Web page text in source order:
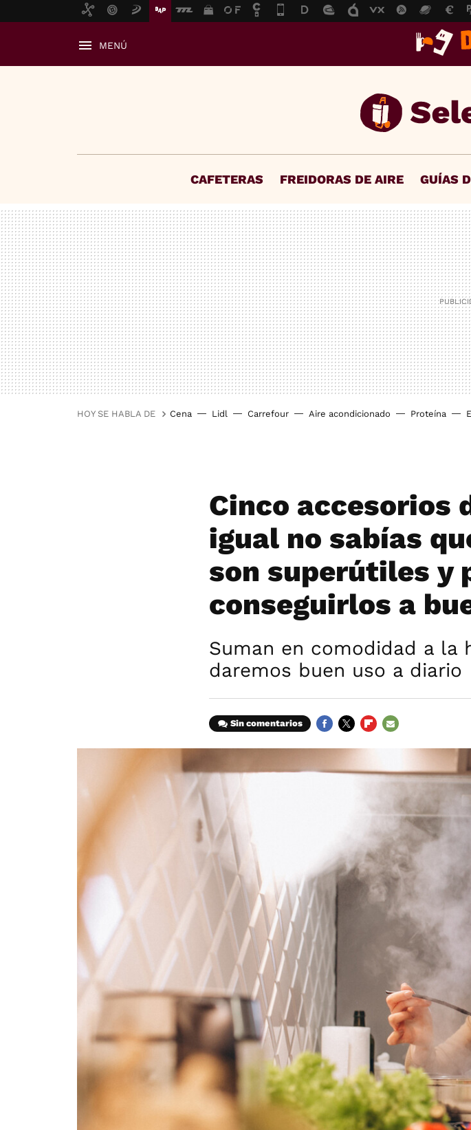
MENÚ
CAFETERAS FREIDORAS DE AIRE GUÍAS
HOY SE HABLA DE Cena Lidl Carrefour Aire acondicionado Proteína
Cinco accesorios
igual no sabías
son superútiles y
conseguirlos a
Suman en comodidad a la
daremos buen uso a diario
Sin comentarios